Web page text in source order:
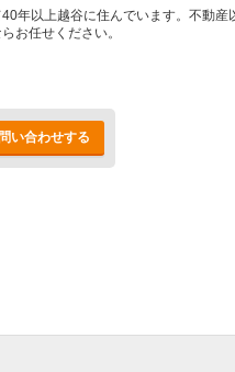
年以上越谷に住んでいます。不動産
お任せください。
い合わせする